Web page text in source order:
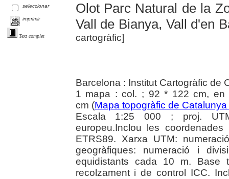
seleccionar
imprimir
Text complet
Olot Parc Natural de la
Vall de Bianya, Vall d'en
cartogràfic]
Barcelona : Institut Cartogràfic de
1 mapa : col. ; 92 * 122 cm,
cm (Mapa topogràfic de
Escala 1:25 000 ; proj.
europeu.Inclou les
ETRS89. Xarxa UTM:
geogràfiques: numeració i
equidistants cada 10 m.
recolzament i de control ICC.